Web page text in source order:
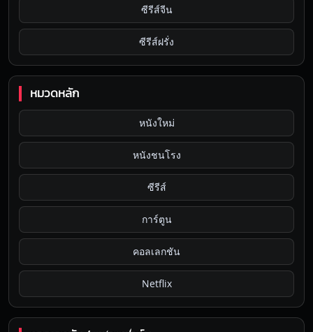
ซีรีส์จีน
ซีรีส์ฝรั่ง
หมวดหลัก
หนังใหม่
หนังชนโรง
ซีรีส์
การ์ตูน
คอลเลกชัน
Netflix